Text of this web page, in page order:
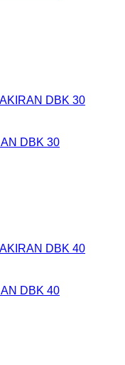
DBK 30
DBK 40